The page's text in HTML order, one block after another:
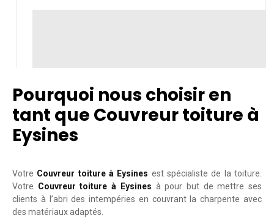
Pourquoi nous choisir en
tant que Couvreur toiture à
Eysines
Votre Couvreur toiture à Eysines est spécialiste de la toiture.
Votre Couvreur toiture à Eysines à pour but de mettre ses
clients à l’abri des intempéries en couvrant la charpente avec
des matériaux adaptés.